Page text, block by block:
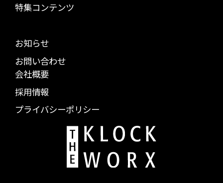
特集コンテンツ
お知らせ
お問い合わせ
会社概要
採用情報
プライバシーポリシー